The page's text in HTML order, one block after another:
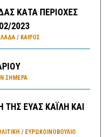
ΚΑΤΑ ΠΕΡΙΟΧΕΣ
2023
/ ΚΑΙΡΌΣ
ΣΉΜΕΡΑ
ΤΗΣ ΕΥΑΣ ΚΑΪΛΗ ΚΑΙ
/ ΕΥΡΩΚΟΙΝΟΒΟΥΛΙΟ